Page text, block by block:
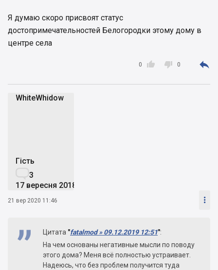
Я думаю скоро присвоят статус
достопримечательностей Белогородки этому дому в
центре села

0  0 
WhiteWhidow
Гість
3
17 вересня 2018
21 вер 2020 11:46 
Цитата "fatalmod » 09.12.2019 12:51":
На чем основаны негативные мысли по поводу
этого дома? Меня всё полностью устраивает.
Надеюсь, что без проблем получится туда